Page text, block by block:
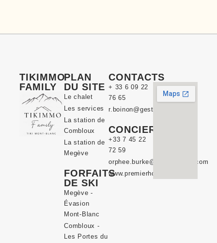
TIKIMMO
FAMILY
PLAN
DU SITE
Le chalet
Les services
La station de
Combloux
La station de
Megève
FORFAITS
DE SKI
Megève -
Évasion
Mont-Blanc
Combloux -
Les Portes du
CONTACTS
+ 33 6 09 22
76 65
r.boinon@gestpat.fr
CONCIERGERIE
+33 7 45 22
72 59
orphee.burke@premierhote.com
www.premierhote.com